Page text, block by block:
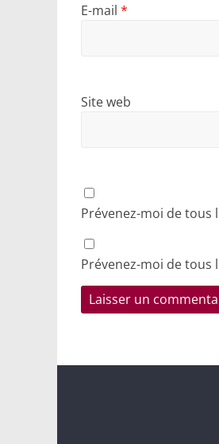
E-mail *
Site web
Prévenez-moi de tous
Prévenez-moi de tous